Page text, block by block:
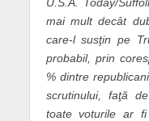
mai mult decât
care-l susţin pe
probabil, prin
% dintre
scrutinului, faţă
toate voturile ar